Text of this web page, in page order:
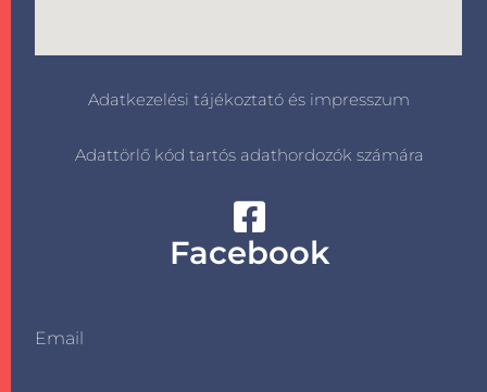
Adatkezelési tájékoztató és impresszum
Adattörlő kód tartós adathordozók számára
Facebook
Email